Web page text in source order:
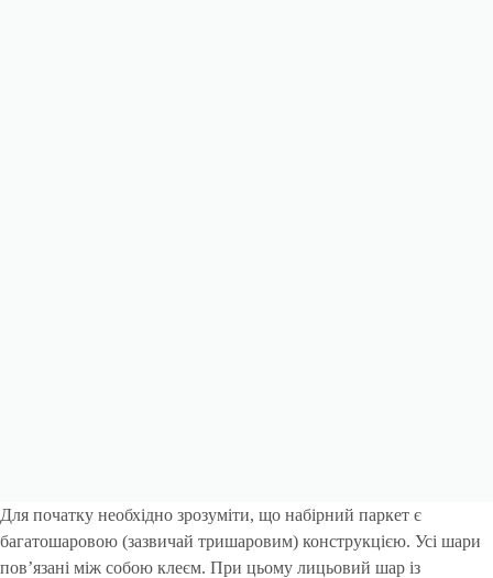
Для початку необхідно зрозуміти, що набірний паркет є
багатошаровою (зазвичай тришаровим) конструкцією. Усі шари
пов’язані між собою клеєм. При цьому лицьовий шар із